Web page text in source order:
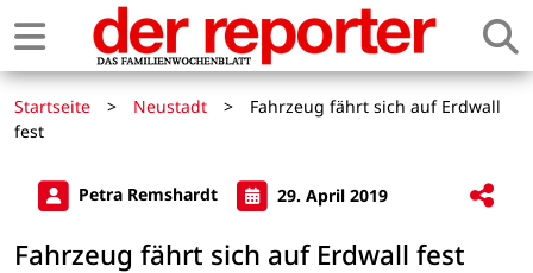
Startseite > Neustadt >
Fahrzeug fährt sich auf Erdwall
fest
Petra Remshardt 29. April 2019
Fahrzeug fährt sich auf Erdwall fest